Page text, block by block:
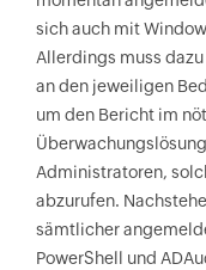
sich auch mit
Allerdings muss
an den jeweiligen
um den Bericht im
Administratoren,
abzurufen.
sämtlicher
PowerShell und